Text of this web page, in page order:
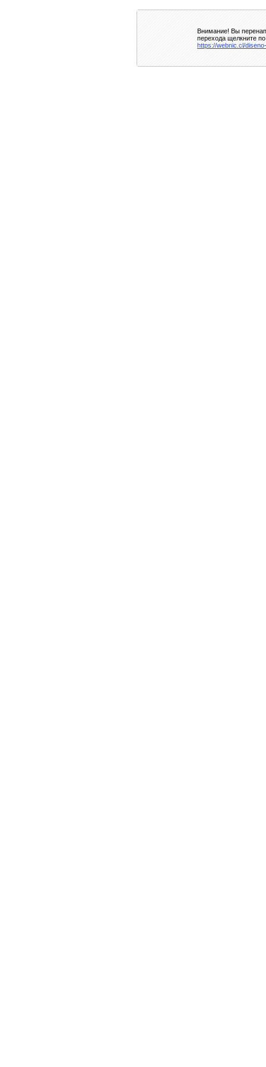
Внимание! Вы
перехода щелкните
https://webnic.cl/